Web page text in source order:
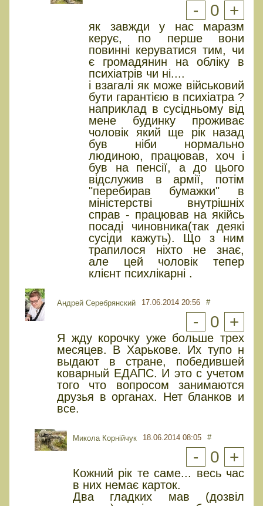
- 0 +
як завжди у нас маразм
керує, по перше вони
повинні керуватися тим, чи
є громадянин на обліку в
психіатрів чи ні....
і взагалі як може військовий
бути гарантією в психіатра ?
наприклад в сусідньому від
мене будинку проживає
чоловік який ще рік назад
був ніби нормально
людиною, працював, хоч і
був на пенсії, а до цього
відслужив в армії, потім
"перебирав бумажки" в
міністерстві внутрішніх
справ - працював на якійсь
посаді чиновника(так деякі
сусіди кажуть). Що з ним
трапилося ніхто не знає,
але цей чоловік тепер
клієнт психлікарні .
Андрей Серебрянский 17.06.2014 20:56 #
- 0 +
Я жду корочку уже больше трех
месяцев. В Харькове. Их тупо н
выдают в стране, победившей
коварный ЕДАПС. И это с учетом
того что вопросом занимаются
друзья в органах. Нет бланков и
все.
Микола Корнійчук 18.06.2014 08:05 #
- 0 +
Кожний рік те саме... весь час
в них немає карток.
Два гладких мав (дозвіл